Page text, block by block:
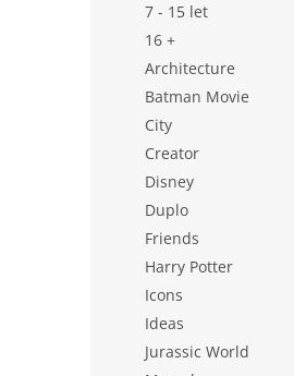
7 - 15 let
16 +
Architecture
Batman Movie
City
Creator
Disney
Duplo
Friends
Harry Potter
Icons
Ideas
Jurassic World